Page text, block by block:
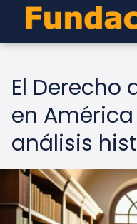
El Derecho
en América
análisis